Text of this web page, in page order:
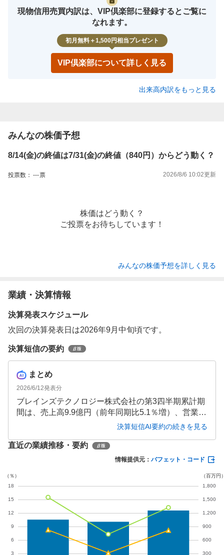
現物信用売買内訳は、VIP倶楽部に登録するとご覧に
なれます。
初月無料＋1,500円相当プレゼント
VIP倶楽部について詳しく見る
出来高内訳をもっと見る
みんなの株価予想
8/14(金)の終値は7/31(金)の終値（840円）からどう動く？
投票数： ---票 2026/8/6 10:02更新
株価はどう動く？
ご投票をお待ちしています！
みんなの株価予想を詳しく見る
業績・決算情報
決算発表スケジュール
次回の決算発表日は2026年9月中旬頃です。
決算短信の要約
まとめ
2026/6/12発表分
ブレインズテクノロジー株式会社の第3四半期累計期
間は、売上高9.9億円（前年同期比5.1％増）、営業利
益1.32億円（同8.4％増）と増収増益を達成しまし
り、今後のさらなる成長に向けた投資を継続してい
決算短信AI要約の続きを見る
直近の業績推移・要約
情報提供元： バフェット・コード